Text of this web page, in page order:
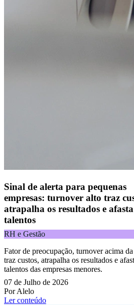
Sinal de alerta para pequenas
empresas: turnover alto traz
atrapalha os resultados e
talentos
RH e Gestão
Fator de preocupação, turnover acima
traz custos, atrapalha os resultados e
talentos das empresas menores.
07 de Julho de 2026
Por Alelo
Ler conteúdo
CNPJ 04.740.876/0001-25 | Alameda
andares, Alphaville, Barueri/SP